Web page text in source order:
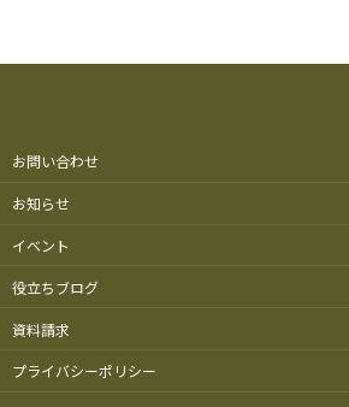
お問い合わせ
お知らせ
イベント
役立ちブログ
資料請求
プライバシーポリシー